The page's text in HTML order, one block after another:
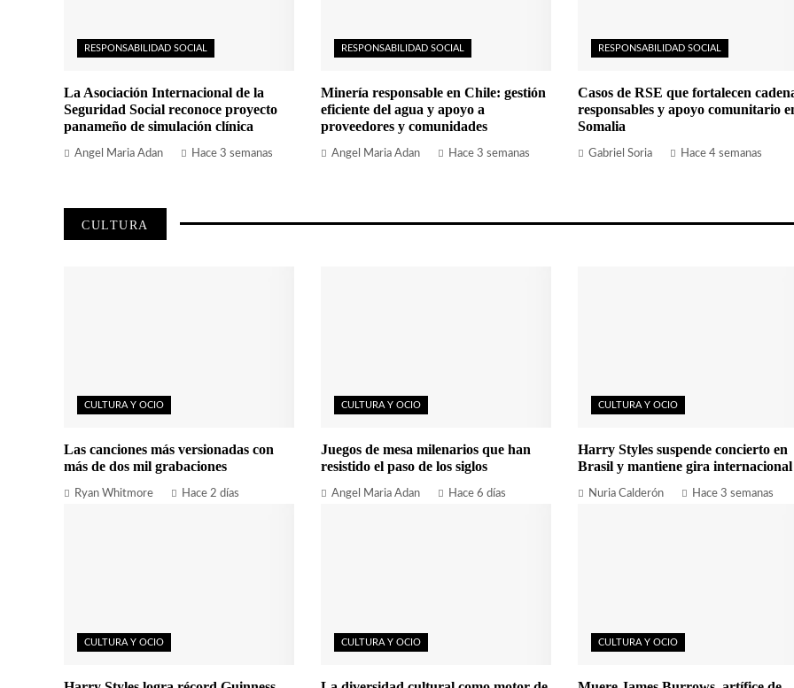
RESPONSABILIDAD SOCIAL
La Asociación Internacional de la
Seguridad Social reconoce proyecto
panameño de simulación clínica
Angel Maria Adan Hace 3 semanas
RESPONSABILIDAD SOCIAL
Minería responsable en Chile: gestión
eficiente del agua y apoyo a
proveedores y comunidades
Angel Maria Adan Hace 3 semanas
RESPONSABILIDAD SOCIAL
Casos de RSE que fortalecen
responsables y apoyo comunitario
Somalia
Gabriel Soria Hace 4 semanas
CULTURA
CULTURA Y OCIO
Las canciones más versionadas con
más de dos mil grabaciones
Ryan Whitmore Hace 2 días
CULTURA Y OCIO
Juegos de mesa milenarios que han
resistido el paso de los siglos
Angel Maria Adan Hace 6 días
CULTURA Y OCIO
Harry Styles suspende concierto en
Brasil y mantiene gira internacional
Nuria Calderón Hace 3 semanas
CULTURA Y OCIO CULTURA Y OCIO CULTURA Y OCIO